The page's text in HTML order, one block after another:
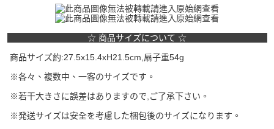
☆ 商品サイズについて ☆
商品サイズ約:27.5x15.4xH21.5cm,扇子重54g
※各々、複数中、一客のサイズです。
※若干大きさに誤差はありますので,ご了承下さい。
※発送サイズは安全を考慮した梱包後のサイズになります。